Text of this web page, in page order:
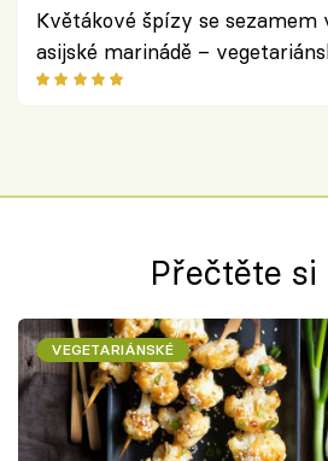
Květákové špízy se sezamem
asijské marinádě –
chuťovka z grilu
Přečtěte si
VEGETARIÁNSKÉ